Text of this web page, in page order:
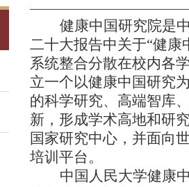
健康中国研究院是
二十大报告中关于“健康
系统整合分散在校内各
立一个以健康中国研究
的科学研究、高端智库
新，形成学术高地和研
国家研究中心，并面向
培训平台。
中国人民大学健康